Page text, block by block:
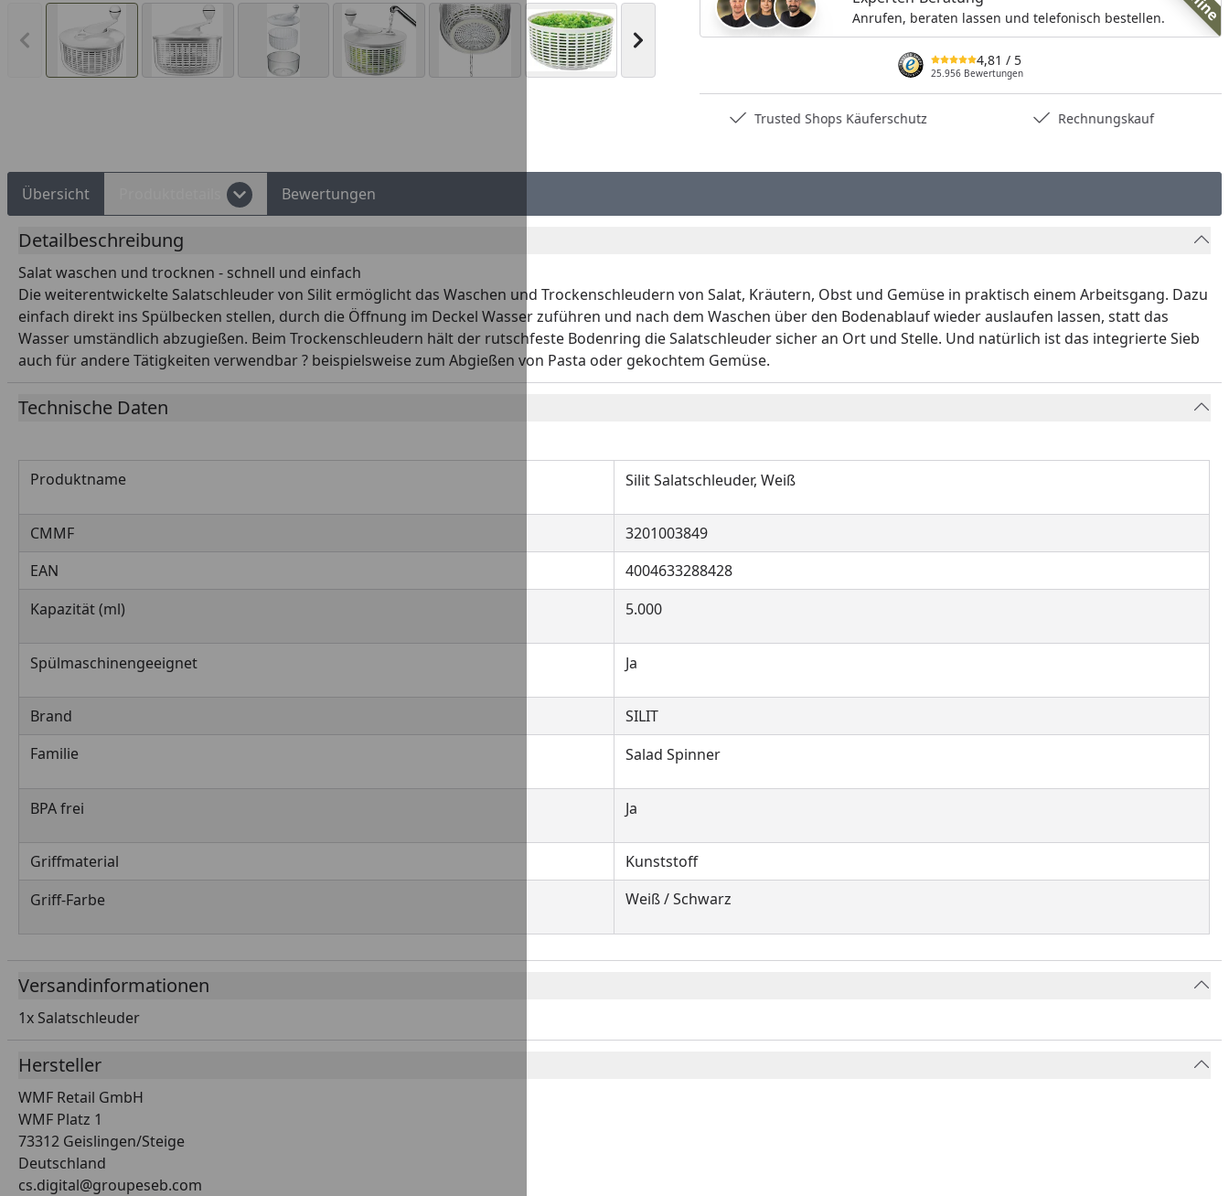
Vorheriges Bild anzeigen Nächstes Bild anzeigen
Anrufen, beraten lassen und telefonisch bestellen.
4,81 / 5
25.956 Bewertungen
Trusted Shops Käuferschutz Rechnungskauf
Übersicht Bewertungen
Detailbeschreibung
Salat waschen und trocknen - schnell und einfach
Die weiterentwickelte Salatschleuder von Silit ermöglicht das Waschen und Trockenschleudern von Salat, Kräutern, Obst und Gemüse in praktisch einem Arbeitsgang. Dazu
einfach direkt ins Spülbecken stellen, durch die Öffnung im Deckel Wasser zuführen und nach dem Waschen über den Bodenablauf wieder auslaufen lassen, statt das
Wasser umständlich abzugießen. Beim Trockenschleudern hält der rutschfeste Bodenring die Salatschleuder sicher an Ort und Stelle. Und natürlich ist das integrierte Sieb
auch für andere Tätigkeiten verwendbar ? beispielsweise zum Abgießen von Pasta oder gekochtem Gemüse.
Technische Daten
Produktname Silit Salatschleuder, Weiß
CMMF
3201003849
EAN
4004633288428
Kapazität (ml)
5.000
Spülmaschinengeeignet Ja
Brand
SILIT
Familie
Salad Spinner
BPA frei Ja
Griffmaterial
Kunststoff
Griff-Farbe
Weiß / Schwarz
Versandinformationen
1x Salatschleuder
Hersteller
WMF Retail GmbH
WMF Platz 1
73312 Geislingen/Steige
Deutschland
cs.digital@groupeseb.com